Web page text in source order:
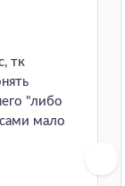
тк
"либо
мало